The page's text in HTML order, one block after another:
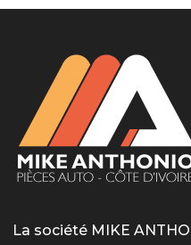
LotoMart
Бай Лото
escort barcelone
https://intimaties.net/
used-panties-es/
eros houston
albanianescort
La société MIKE